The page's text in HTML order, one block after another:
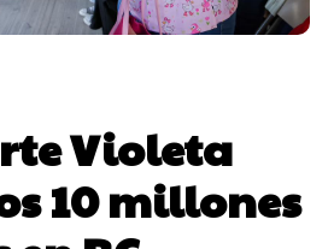
Violeta
10 millones